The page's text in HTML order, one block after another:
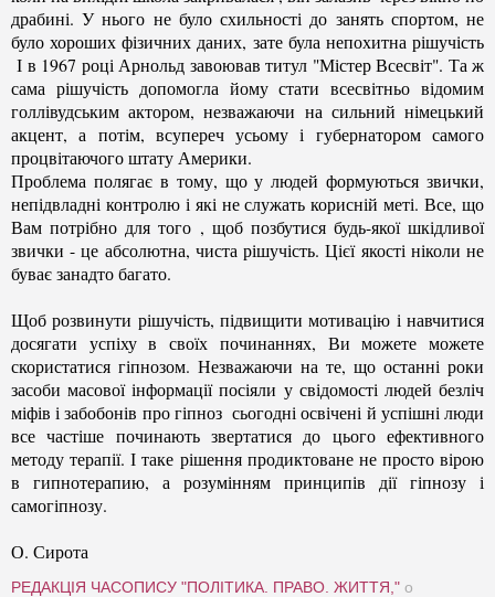
драбині. У нього не було схильності до занять спортом, не
було хороших фізичних даних, зате була непохитна рішучість
І в 1967 році Арнольд завоював титул "Містер Всесвіт". Та ж
сама рішучість допомогла йому стати всесвітньо відомим
голлівудським актором, незважаючи на сильний німецький
акцент, а потім, всупереч усьому і губернатором самого
процвітаючого штату Америки.
Проблема полягає в тому, що у людей формуються звички,
непідвладні контролю і які не служать корисній меті. Все, що
Вам потрібно для того , щоб позбутися будь-якої шкідливої
звички - це абсолютна, чиста рішучість. Цієї якості ніколи не
буває занадто багато.
Щоб розвинути рішучість, підвищити мотивацію і навчитися
досягати успіху в своїх починаннях, Ви можете можете
скористатися гіпнозом. Незважаючи на те, що останні роки
засоби масової інформації посіяли у свідомості людей безліч
міфів і забобонів про гіпноз сьогодні освічені й успішні люди
все частіше починають звертатися до цього ефективного
методу терапії. І таке рішення продиктоване не просто вірою
в гипнотерапию, а розумінням принципів дії гіпнозу і
самогіпнозу.
О. Сирота
РЕДАКЦІЯ ЧАСОПИСУ "ПОЛІТИКА. ПРАВО. ЖИТТЯ," о